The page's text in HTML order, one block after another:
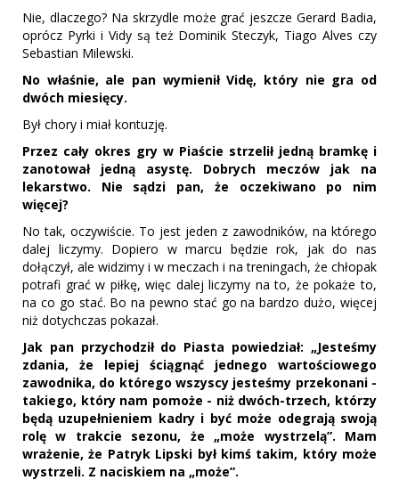
Nie, dlaczego? Na skrzydle może grać jeszcze Gerard Badia,
oprócz Pyrki i Vidy są też Dominik Steczyk, Tiago Alves czy
Sebastian Milewski.
No właśnie, ale pan wymienił Vidę, który nie gra od
dwóch miesięcy.
Był chory i miał kontuzję.
Przez cały okres gry w Piaście strzelił jedną bramkę i
zanotował jedną asystę. Dobrych meczów jak na
lekarstwo. Nie sądzi pan, że oczekiwano po nim
więcej?
No tak, oczywiście. To jest jeden z zawodników, na którego
dalej liczymy. Dopiero w marcu będzie rok, jak do nas
dołączył, ale widzimy i w meczach i na treningach, że chłopak
potrafi grać w piłkę, więc dalej liczymy na to, że pokaże to,
na co go stać. Bo na pewno stać go na bardzo dużo, więcej
niż dotychczas pokazał.
Jak pan przychodził do Piasta powiedział: „Jesteśmy
zdania, że lepiej ściągnąć jednego wartościowego
zawodnika, do którego wszyscy jesteśmy przekonani -
takiego, który nam pomoże - niż dwóch-trzech, którzy
będą uzupełnieniem kadry i być może odegrają swoją
rolę w trakcie sezonu, że „może wystrzelą”. Mam
wrażenie, że Patryk Lipski był kimś takim, który może
wystrzeli. Z naciskiem na „może”.